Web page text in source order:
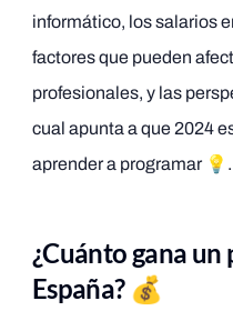
informático, los salarios
factores que pueden
profesionales, y las
cual apunta a que 2024
aprender a programar 💡.
¿Cuánto gana
España? 💰